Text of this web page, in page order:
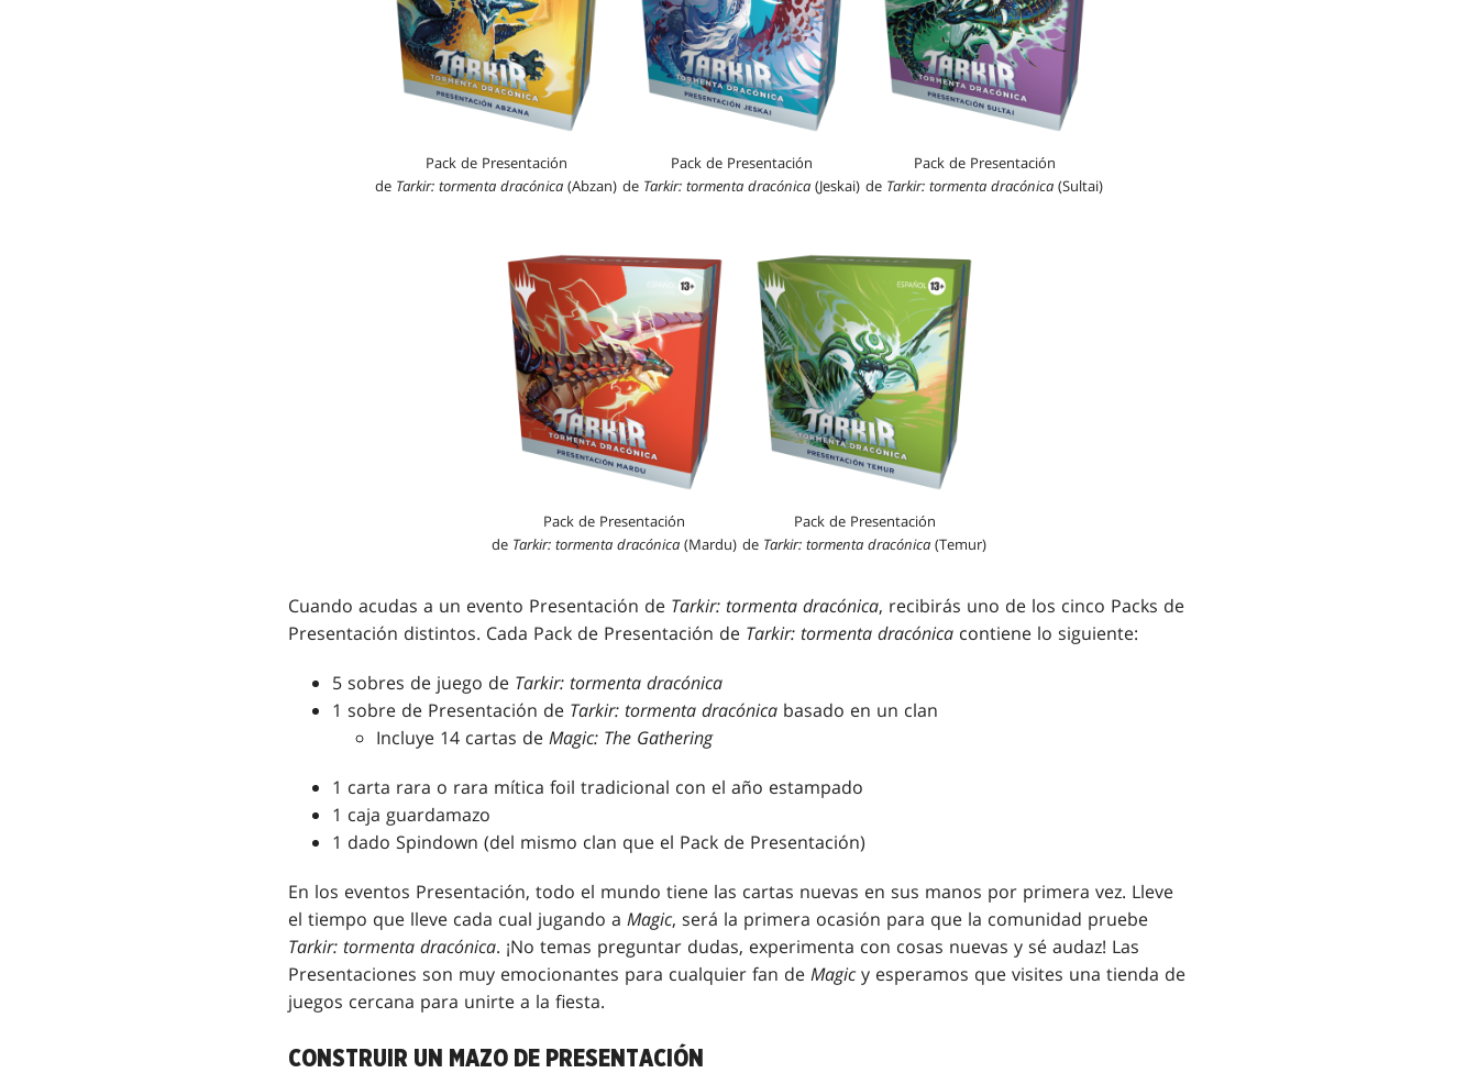
Pack de Presentación
de Tarkir: tormenta dracónica (Abzan)
Pack de Presentación
de Tarkir: tormenta dracónica (Jeskai)
Pack de Presentación
de Tarkir: tormenta dracónica (Sultai)
Pack de Presentación
de Tarkir: tormenta dracónica (Mardu)
Pack de Presentación
de Tarkir: tormenta dracónica (Temur)
Cuando acudas a un evento Presentación de Tarkir: tormenta dracónica, recibirás uno de los cinco Packs de
Presentación distintos. Cada Pack de Presentación de Tarkir: tormenta dracónica contiene lo siguiente:
5 sobres de juego de Tarkir: tormenta dracónica
1 sobre de Presentación de Tarkir: tormenta dracónica basado en un clan
Incluye 14 cartas de Magic: The Gathering
1 carta rara o rara mítica foil tradicional con el año estampado
1 caja guardamazo
1 dado Spindown (del mismo clan que el Pack de Presentación)
En los eventos Presentación, todo el mundo tiene las cartas nuevas en sus manos por primera vez. Lleve
el tiempo que lleve cada cual jugando a Magic, será la primera ocasión para que la comunidad pruebe
Tarkir: tormenta dracónica. ¡No temas preguntar dudas, experimenta con cosas nuevas y sé audaz! Las
Presentaciones son muy emocionantes para cualquier fan de Magic y esperamos que visites una tienda de
juegos cercana para unirte a la fiesta.
CONSTRUIR UN MAZO DE PRESENTACIÓN